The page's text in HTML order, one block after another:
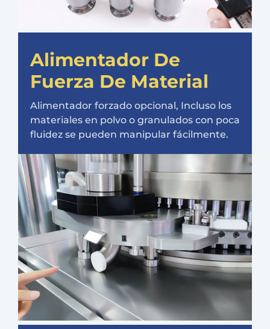
Alimentador De
Fuerza De Material
Alimentador forzado opcional, Incluso los
materiales en polvo o granulados con poca
fluidez se pueden manipular fácilmente.